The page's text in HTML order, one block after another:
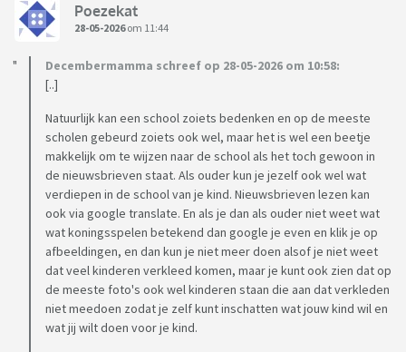
Poezekat
28-05-2026om 11:44
Decembermamma schreef op 28-05-2026 om 10:58:
[..]
Natuurlijk kan een school zoiets bedenken en op de meeste
scholen gebeurd zoiets ook wel, maar het is wel een beetje
makkelijk om te wijzen naar de school als het toch gewoon in
de nieuwsbrieven staat. Als ouder kun je jezelf ook wel wat
verdiepen in de school van je kind. Nieuwsbrieven lezen kan
ook via google translate. En als je dan als ouder niet weet wat
wat koningsspelen betekend dan google je even en klik je op
afbeeldingen, en dan kun je niet meer doen alsof je niet weet
dat veel kinderen verkleed komen, maar je kunt ook zien dat op
de meeste foto's ook wel kinderen staan die aan dat verkleden
niet meedoen zodat je zelf kunt inschatten wat jouw kind wil en
wat jij wilt doen voor je kind.